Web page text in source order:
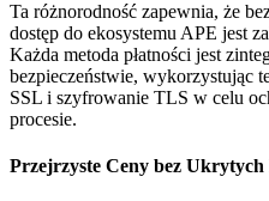
Ta różnorodność zapewnia, że
dostęp do ekosystemu APE jest
Każda metoda płatności jest
bezpieczeństwie, wykorzystując
SSL i szyfrowanie TLS w celu
procesie.
Przejrzyste Ceny bez Ukrytych